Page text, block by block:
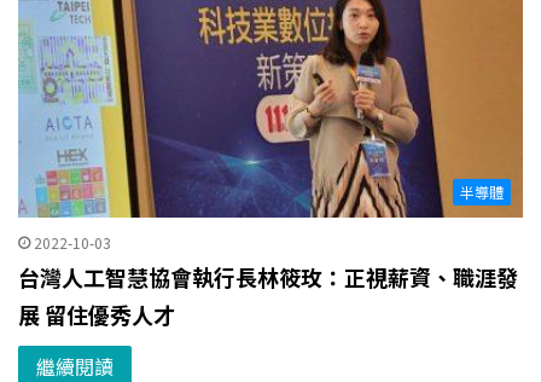
半導體
2022-10-03
台灣人工智慧協會執行長林筱玫：正視薪資、職涯發
展 留住優秀人才
繼續閱讀